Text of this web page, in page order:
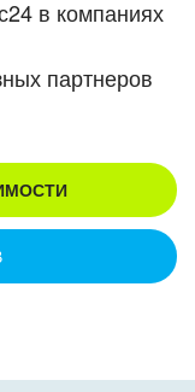
в компаниях
партнеров